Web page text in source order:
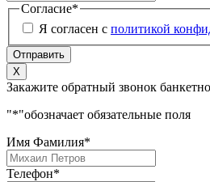
Согласие*
Я согласен с политикой
Х
Закажите обратный звонок
"*"обозначает обязательные поля
Имя Фамилия*
Телефон*